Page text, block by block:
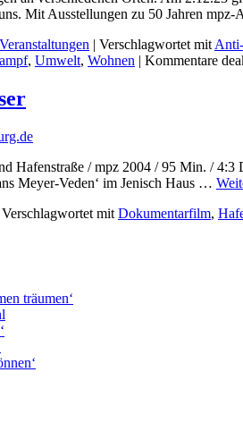
Mit Ausstellungen zu 50 Jahren
Veranstaltungen | Verschlagwortet mit
, Umwelt, Wohnen | Kommentare
Hafenstraße / mpz 2004 / 95 Min. /
Meyer-Veden‘ im Jenisch Haus …
Verschlagwortet mit Dokumentarfilm,
träumen‘